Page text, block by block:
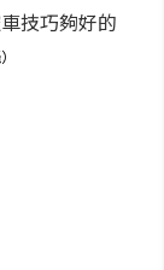
技巧夠好的